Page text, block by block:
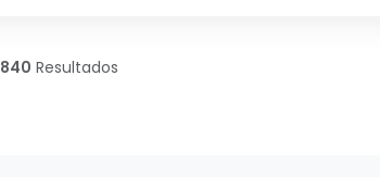
840 Resultados